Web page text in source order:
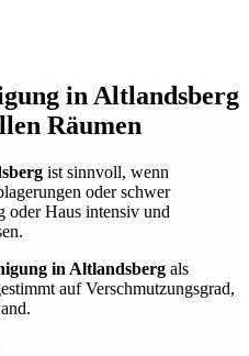
in Altlandsberg
Räumen
ist sinnvoll, wenn
oder schwer
oder Haus intensiv und
in Altlandsberg als
auf Verschmutzungsgrad,